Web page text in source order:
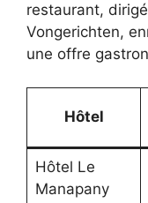
restaurant,
Vongerichten,
une offre
Hôtel
Hôtel Le
Manapany